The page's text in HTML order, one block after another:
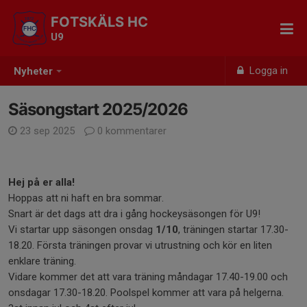
Nyheter Logga in
FOTSKÄLS HC
U9
Säsongstart 2025/2026
23 sep 2025 0 kommentarer
Hej på er alla!
Hoppas att ni haft en bra sommar.
Snart är det dags att dra i gång hockeysäsongen för U9!
Vi startar upp säsongen onsdag 1/10, träningen startar 17.30-
18.20. Första träningen provar vi utrustning och kör en liten
enklare träning.
Vidare kommer det att vara träning måndagar 17.40-19.00 och
onsdagar 17.30-18.20. Poolspel kommer att vara på helgerna.